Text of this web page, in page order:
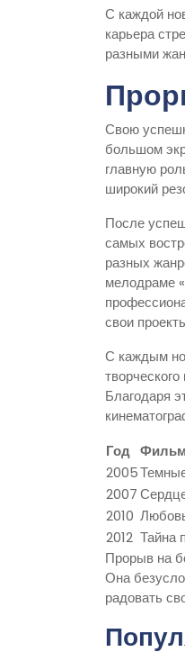
С каждой
карьера
разными
Свою
большом
главную
широкий
После
самых
разных
мелодраме
свои
С каждым
Благодаря
Год Фильм
2005
2007
2010
2012 Тайна
Прорыв на
Она
радовать